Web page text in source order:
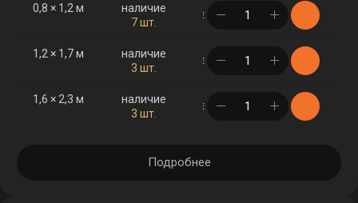
0,8 × 1,2 м
наличие
7 шт.
в корзине
1,2 × 1,7 м
наличие
3 шт.
в корзине
1,6 × 2,3 м
наличие
3 шт.
в корзине
Подробнее